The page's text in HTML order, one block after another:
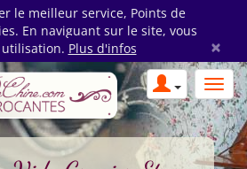
le meilleur service, Points de
En naviguant sur le site, vous
Plus d'infos ×